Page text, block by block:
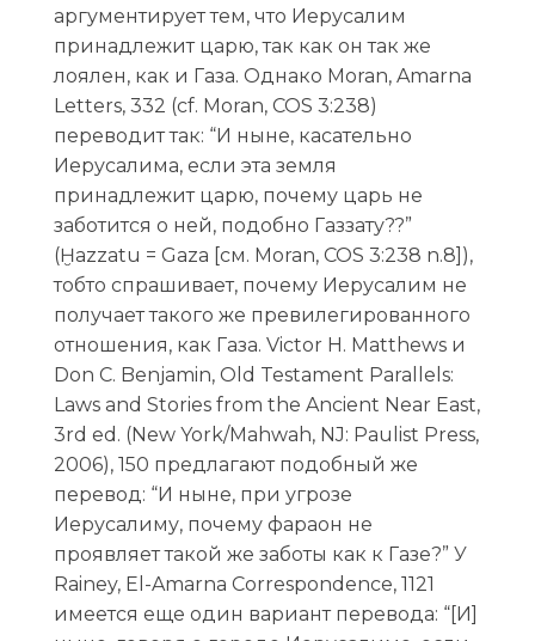
аргументирует тем, что Иерусалим
принадлежит царю, так как он так же
лоялен, как и Газа. Однако Moran, Amarna
Letters, 332 (cf. Moran, COS 3:238)
переводит так: “И ныне, касательно
Иерусалима, если эта земля
принадлежит царю, почему царь не
заботится о ней, подобно Газзату??”
(Ḫazzatu = Gaza [см. Moran, COS 3:238 n.8]),
тобто спрашивает, почему Иерусалим не
получает такого же превилегированного
отношения, как Газа. Victor H. Matthews и
Don C. Benjamin, Old Testament Parallels:
Laws and Stories from the Ancient Near East,
3rd ed. (New York/Mahwah, NJ: Paulist Press,
2006), 150 предлагают подобный же
перевод: “И ныне, при угрозе
Иерусалиму, почему фараон не
проявляет такой же заботы как к Газе?” У
Rainey, El-Amarna Correspondence, 1121
имеется еще один вариант перевода: “[И]